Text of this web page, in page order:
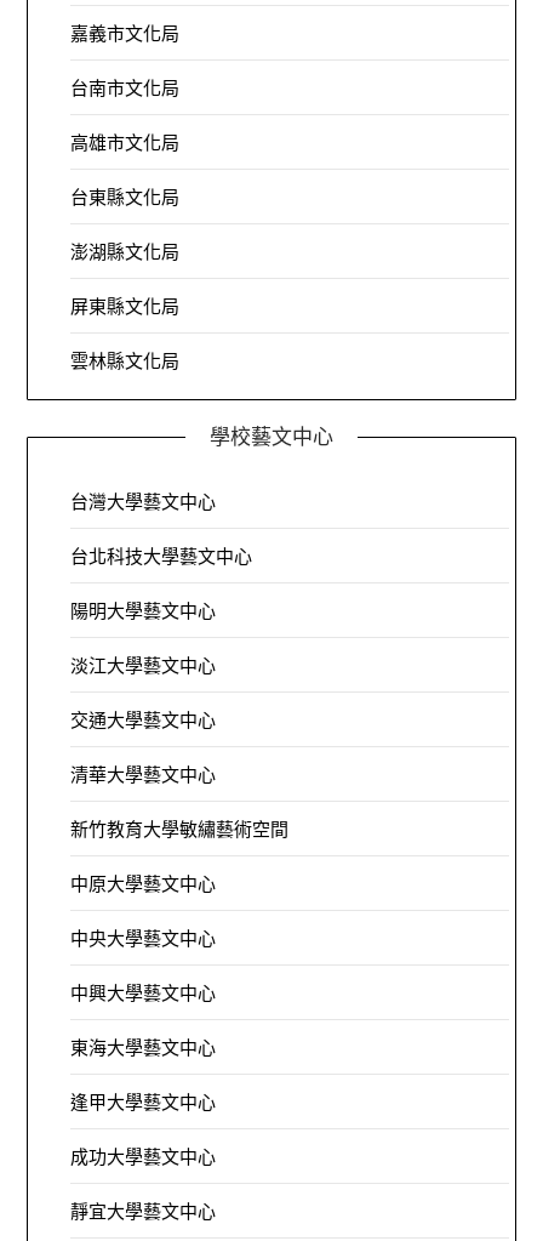
嘉義市文化局
台南市文化局
高雄市文化局
台東縣文化局
澎湖縣文化局
屏東縣文化局
雲林縣文化局
學校藝文中心
台灣大學藝文中心
台北科技大學藝文中心
陽明大學藝文中心
淡江大學藝文中心
交通大學藝文中心
清華大學藝文中心
新竹教育大學敏繡藝術空間
中原大學藝文中心
中央大學藝文中心
中興大學藝文中心
東海大學藝文中心
逢甲大學藝文中心
成功大學藝文中心
靜宜大學藝文中心